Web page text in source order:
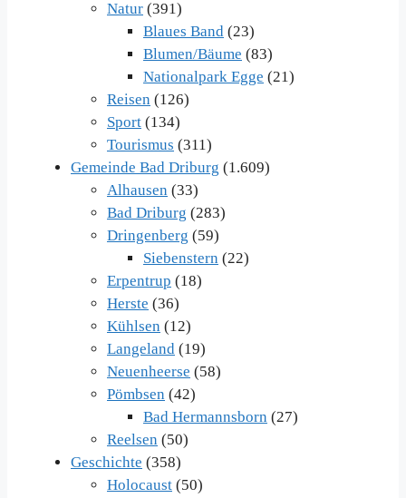
Natur (391)
Blaues Band (23)
Blumen/Bäume (83)
Nationalpark Egge (21)
Reisen (126)
Sport (134)
Tourismus (311)
Gemeinde Bad Driburg (1.609)
Alhausen (33)
Bad Driburg (283)
Dringenberg (59)
Siebenstern (22)
Erpentrup (18)
Herste (36)
Kühlsen (12)
Langeland (19)
Neuenheerse (58)
Pömbsen (42)
Bad Hermannsborn (27)
Reelsen (50)
Geschichte (358)
Holocaust (50)